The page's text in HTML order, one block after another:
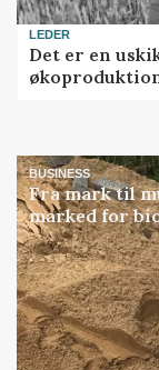
LEDER
Det er en
BUSINESS
Fra mark til
marked for